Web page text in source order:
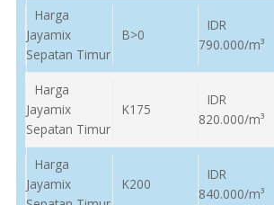
Harga
Jayamix
Sepatan Timur
B>0
IDR
790.000/m³
Harga
Jayamix
Sepatan Timur
K175
IDR
820.000/m³
Harga
Jayamix
K200
IDR
840.000/m³